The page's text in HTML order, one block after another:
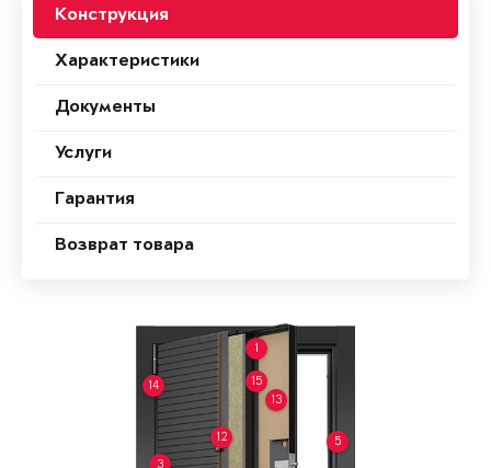
Конструкция
Характеристики
Документы
Услуги
Гарантия
Возврат товара
1
3
5
12
13
14 15